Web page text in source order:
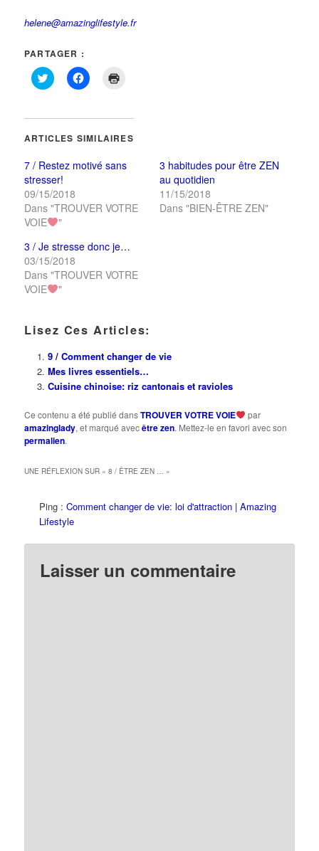
helene@amazinglifestyle.fr
PARTAGER :
Cliquez
pour
dans
nouvelle
Cliquez
pour
dans
nouvelle
nouvelle
ARTICLES SIMILAIRES
7 / Restez motivé sans
stresser!
09/15/2018
Dans "TROUVER VOTRE
VOIE
"
3 habitudes pour être ZEN
au quotidien
11/15/2018
Dans "BIEN-ÊTRE ZEN"
3 / Je stresse donc je…
03/15/2018
Dans "TROUVER VOTRE
VOIE
"
Lisez Ces Articles:
9 / Comment changer de vie
Mes livres essentiels…
Cuisine chinoise: riz cantonais et ravioles
Ce contenu a été publié dansTROUVER VOTRE VOIE par
amazinglady, et marqué avecêtre zen. Mettez-le en favori avec son
permalien.
UNE RÉFLEXION SUR «8 / ÊTRE ZEN … »
Ping :Comment changer de vie: loi d'attraction | Amazing
Lifestyle
Laisser un commentaire